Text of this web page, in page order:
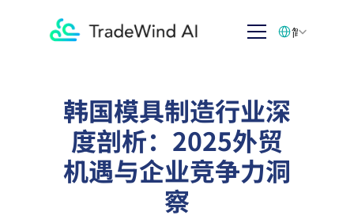
韩国模具制造行业深
度剖析：2025外贸
机遇与企业竞争力洞
察
简体中文